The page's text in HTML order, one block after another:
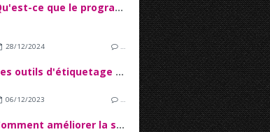
Qu'est-ce que le programme Self-Repair de Samsung ?
28/12/2024 …
Les outils d'étiquetage de données à connaître pour accélérer vos projets IA
06/12/2023 …
Comment améliorer la sécurité des smartphones face aux cyberattaques ?